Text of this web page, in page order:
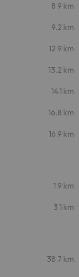
8.9 km
9.2 km
12.9 km
13.2 km
14.1 km
16.8 km
16.9 km
1.9 km
3.1 km
38.7 km